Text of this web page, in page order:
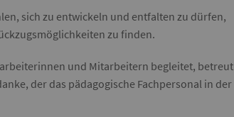
sich zu entwickeln und entfalten zu dürfen,
zu finden.
und Mitarbeitern begleitet, betreut
der das pädagogische Fachpersonal in der